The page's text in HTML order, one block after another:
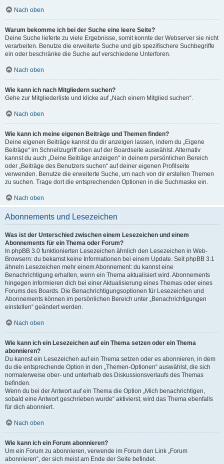
Nach oben
Warum bekomme ich bei der Suche eine leere Seite?
Deine Suche lieferte zu viele Ergebnisse, somit konnte der Webserver sie nicht
verarbeiten. Benutze die erweiterte Suche und gib spezifischere Suchbegriffe
ein oder beschränke die Suche auf verschiedene Unterforen.
Nach oben
Wie kann ich nach Mitgliedern suchen?
Gehe zur Mitgliederliste und klicke auf „Nach einem Mitglied suchen“.
Nach oben
Wie kann ich meine eigenen Beiträge und Themen finden?
Deine eigenen Beiträge kannst du dir anzeigen lassen, indem du „Eigene
Beiträge“ im Schnellzugriff oben auf der Boardseite auswählst. Alternativ
kannst du auch „Deine Beiträge anzeigen“ in deinem persönlichen Bereich
oder „Beiträge des Benutzers suchen“ auf deiner eigenen Profilseite
verwenden. Benutze die erweiterte Suche, um nach von dir erstellen Themen
zu suchen. Trage dort die entsprechenden Optionen in die Suchmaske ein.
Nach oben
Abonnements und Lesezeichen
Was ist der Unterschied zwischen einem Lesezeichen und einem
Abonnements für ein Thema oder Forum?
In phpBB 3.0 funktionierten Lesezeichen ähnlich den Lesezeichen in Web-
Browsern: du bekamst keine Informationen bei einem Update. Seit phpBB 3.1
ähneln Lesezeichen mehr einem Abonnement: du kannst eine
Benachrichtigung erhalten, wenn ein Thema aktualisiert wird. Abonnements
hingegen informieren dich bei einer Aktualisierung eines Themas oder eines
Forums des Boards. Die Benachrichtigungsoptionen für Lesezeichen und
Abonnements können im persönlichen Bereich unter „Benachrichtigungen
einstellen“ geändert werden.
Nach oben
Wie kann ich ein Lesezeichen auf ein Thema setzen oder ein Thema
abonnieren?
Du kannst ein Lesezeichen auf ein Thema setzen oder es abonnieren, in dem
du die entsprechende Option in den „Themen-Optionen“ auswählst, die sich
normalerweise ober- und unterhalb des Diskussionsverlaufs des Themas
befinden.
Wenn du bei der Antwort auf ein Thema die Option „Mich benachrichtigen,
sobald eine Antwort geschrieben wurde“ aktivierst, wird das Thema ebenfalls
für dich abonniert.
Nach oben
Wie kann ich ein Forum abonnieren?
Um ein Forum zu abonnieren, verwende im Forum den Link „Forum
abonnieren“, der sich meist am Ende der Seite befindet.